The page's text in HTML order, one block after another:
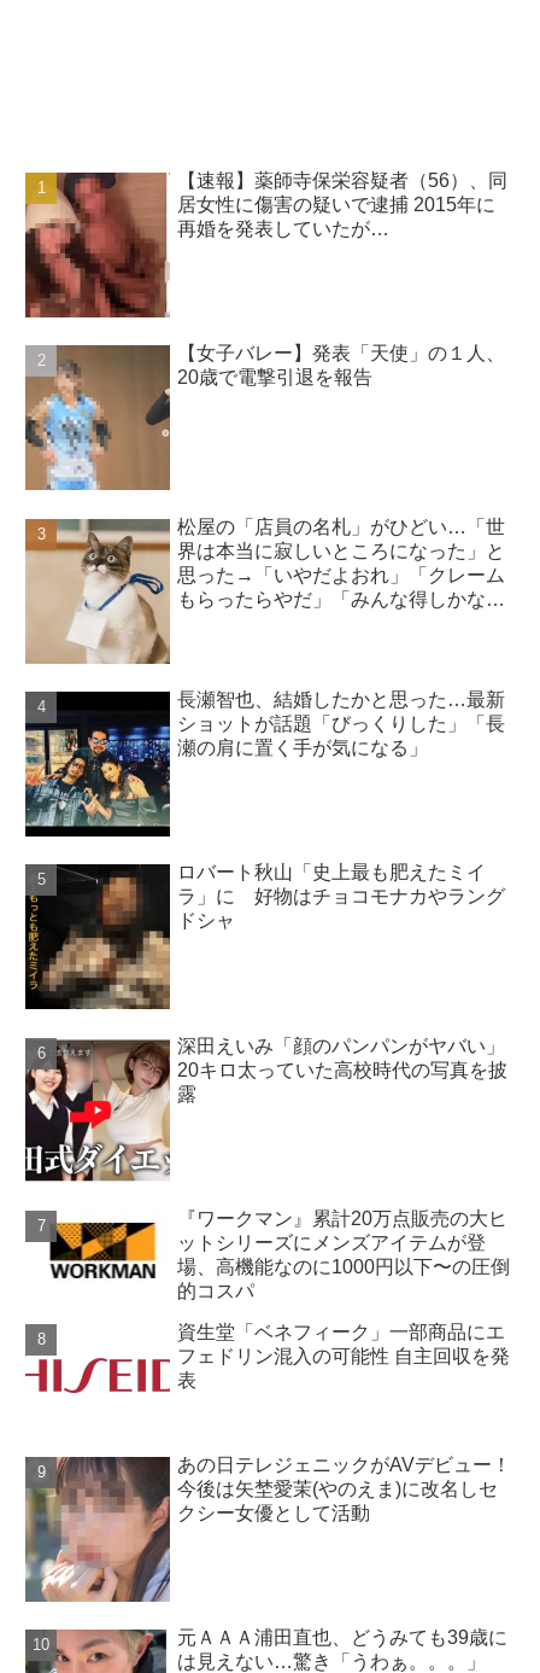
【速報】薬師寺保栄容疑者（56）、同
居女性に傷害の疑いで逮捕 2015年に
再婚を発表していたが…
【女子バレー】発表「天使」の１人、
20歳で電撃引退を報告
松屋の「店員の名札」がひどい…「世
界は本当に寂しいところになった」と
思った→「いやだよおれ」「クレーム
もらったらやだ」「みんな得しかな
長瀬智也、結婚したかと思った…最新
ショットが話題「びっくりした」「長
瀬の肩に置く手が気になる」
ロバート秋山「史上最も肥えたミイ
ラ」に 好物はチョコモナカやラング
ドシャ
深田えいみ「顔のパンパンがヤバい」
20キロ太っていた高校時代の写真を披
露
『ワークマン』累計20万点販売の大ヒ
ットシリーズにメンズアイテムが登
場、高機能なのに1000円以下〜の圧倒
的コスパ
資生堂「ベネフィーク」一部商品にエ
フェドリン混入の可能性 自主回収を発
表
あの日テレジェニックがAVデビュー！
今後は矢埜愛茉(やのえま)に改名しセ
クシー女優として活動
元ＡＡＡ浦田直也、どうみても39歳に
は見えない…驚き「うわぁ。。。」